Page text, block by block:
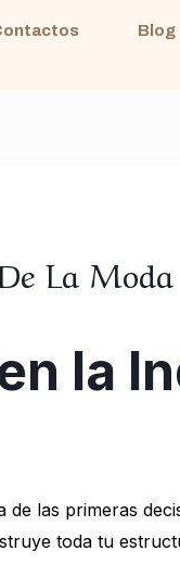
Blog
La Moda
la
las primeras
toda tu